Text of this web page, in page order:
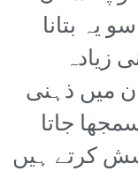
یہ بتانا
زیادہ
میں ذہنی
جاتا
کرتے ہیں